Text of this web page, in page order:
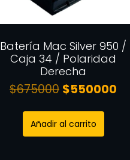
Batería Mac Silver 950 /
Caja 34 / Polaridad
Derecha
$675000 $550000
Añadir al carrito